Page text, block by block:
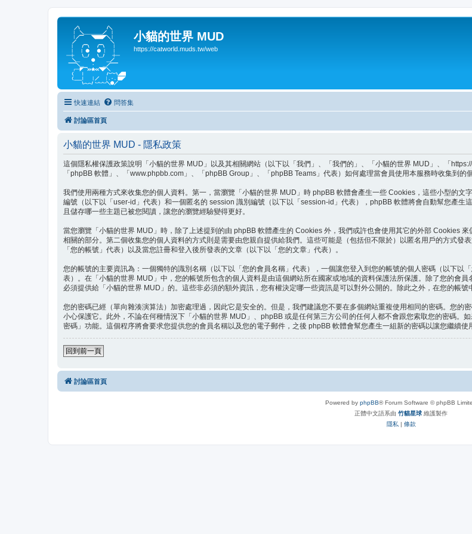
小貓的世界 MUD
https://catworld.muds.tw/web
快速連結 問答集
討論區首頁
小貓的世界 MUD - 隱私政策
這個隱私權保護政策說明「小貓的世界 MUD」以及其相關網站（以下以「我們」、「我們的」、「小貓的世界 MUD」、「
「phpBB 軟體」、「www.phpbb.com」、「phpBB Group」、「phpBB Teams」代表）如何處理當會員使用本服務時收集到的
我們使用兩種方式來收集您的個人資料。第一，當瀏覽「小貓的世界 MUD」時 phpBB 軟體會產生一些 Cookies，這些小型的
編號（以下以「user-id」代表）和一個匿名的 session 識別編號（以下以「session-id」代表），phpBB 軟體將會自動幫您產
且儲存哪一些主題已被您閱讀，讓您的瀏覽經驗變得更好。
當您瀏覽「小貓的世界 MUD」時，除了上述提到的由 phpBB 軟體產生的 Cookies 外，我們或許也會使用其它的外部 Cookies
相關的部分。第二個收集您的個人資料的方式則是需要由您親自提供給我們。這些可能是（包括但不限於）以匿名用戶的方式發
「您的帳號」代表）以及當您註冊和登入後所發表的文章（以下以「您的文章」代表）。
您的帳號的主要資訊為：一個獨特的識別名稱（以下以「您的會員名稱」代表），一個讓您登入到您的帳號的個人密碼（以下以
表）。在「小貓的世界 MUD」中，您的帳號所包含的個人資料是由這個網站所在國家或地域的資料保護法所保護。除了您的會
必須提供給「小貓的世界 MUD」的。這些非必須的額外資訊，您有權決定哪一些資訊是可以對外公開的。除此之外，在您的帳
您的密碼已經（單向雜湊演算法）加密處理過，因此它是安全的。但是，我們建議您不要在多個網站重複使用相同的密碼。您
小心保護它。此外，不論在何種情況下「小貓的世界 MUD」、phpBB 或是任何第三方公司的任何人都不會跟您索取您的密碼。
密碼」功能。這個程序將會要求您提供您的會員名稱以及您的電子郵件，之後 phpBB 軟體會幫您產生一組新的密碼以讓您繼續使
回到前一頁
討論區首頁
Powered by phpBB® Forum Software © phpBB
正體中文語系由 竹貓星球 維護製作
隱私 | 條款